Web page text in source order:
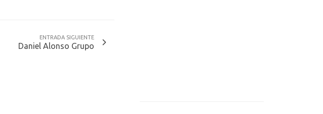
ENTRADA SIGUIENTE
Daniel Alonso Grupo